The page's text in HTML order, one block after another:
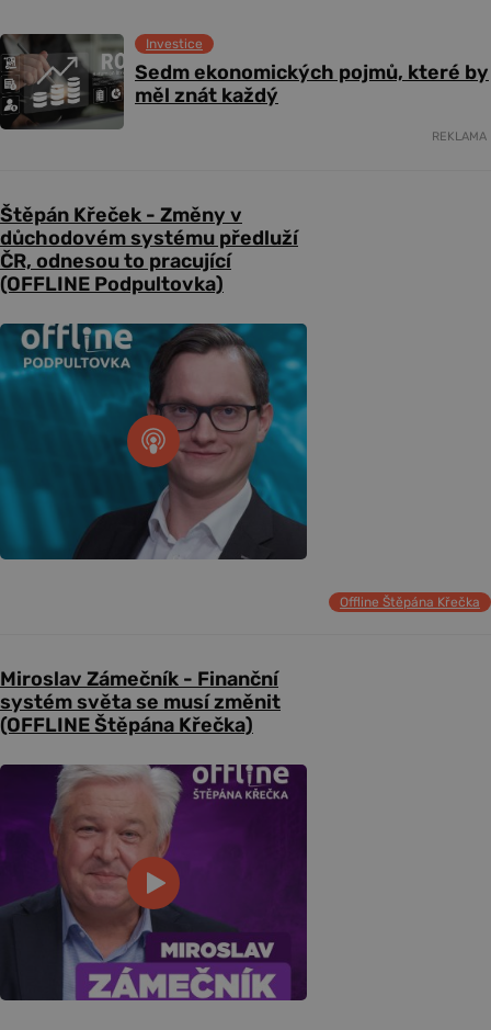
Sedm ekonomických pojmů, které by
měl znát každý
Investice
REKLAMA
Štěpán Křeček - Změny v
důchodovém systému předluží
ČR, odnesou to pracující
(OFFLINE Podpultovka)
Offline Štěpána Křečka
Miroslav Zámečník - Finanční
systém světa se musí změnit
(OFFLINE Štěpána Křečka)